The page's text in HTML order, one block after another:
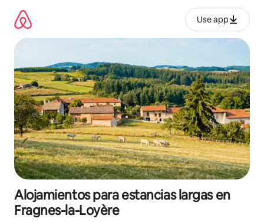
contenido
Use app
Alojamientos para estancias largas en
Fragnes-la-Loyère